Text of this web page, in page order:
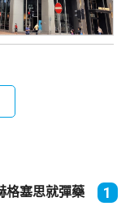
格塞思就彈藥
1